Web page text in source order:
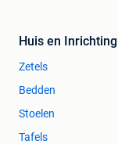
Huis en Inrichting
Zetels
Bedden
Stoelen
Tafels